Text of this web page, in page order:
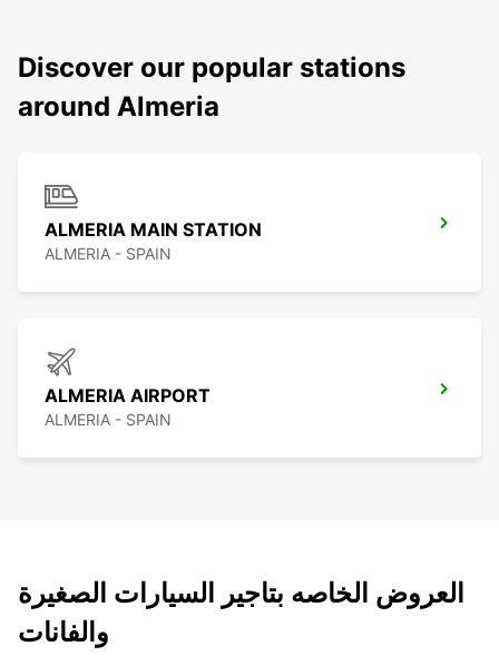
Discover our popular stations
around Almeria
ALMERIA MAIN STATION
ALMERIA - SPAIN
ALMERIA AIRPORT
ALMERIA - SPAIN
العروض الخاصه بتاجير السيارات الصغيرة
والفانات